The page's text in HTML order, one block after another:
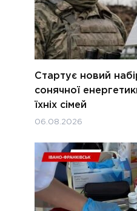
Стартує новий
сонячної
їхніх сімей
06.08.2026